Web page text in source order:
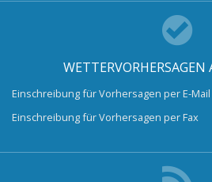
Einschreibung für Vorhersagen per E-Mail
Einschreibung für Vorhersagen per Fax